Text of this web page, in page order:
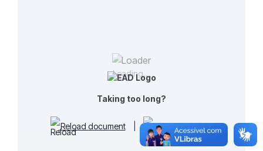
Loading...
Taking too long?
Reload document Open in new tab